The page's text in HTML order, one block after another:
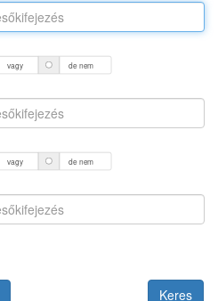
vagy de nem
vagy de nem